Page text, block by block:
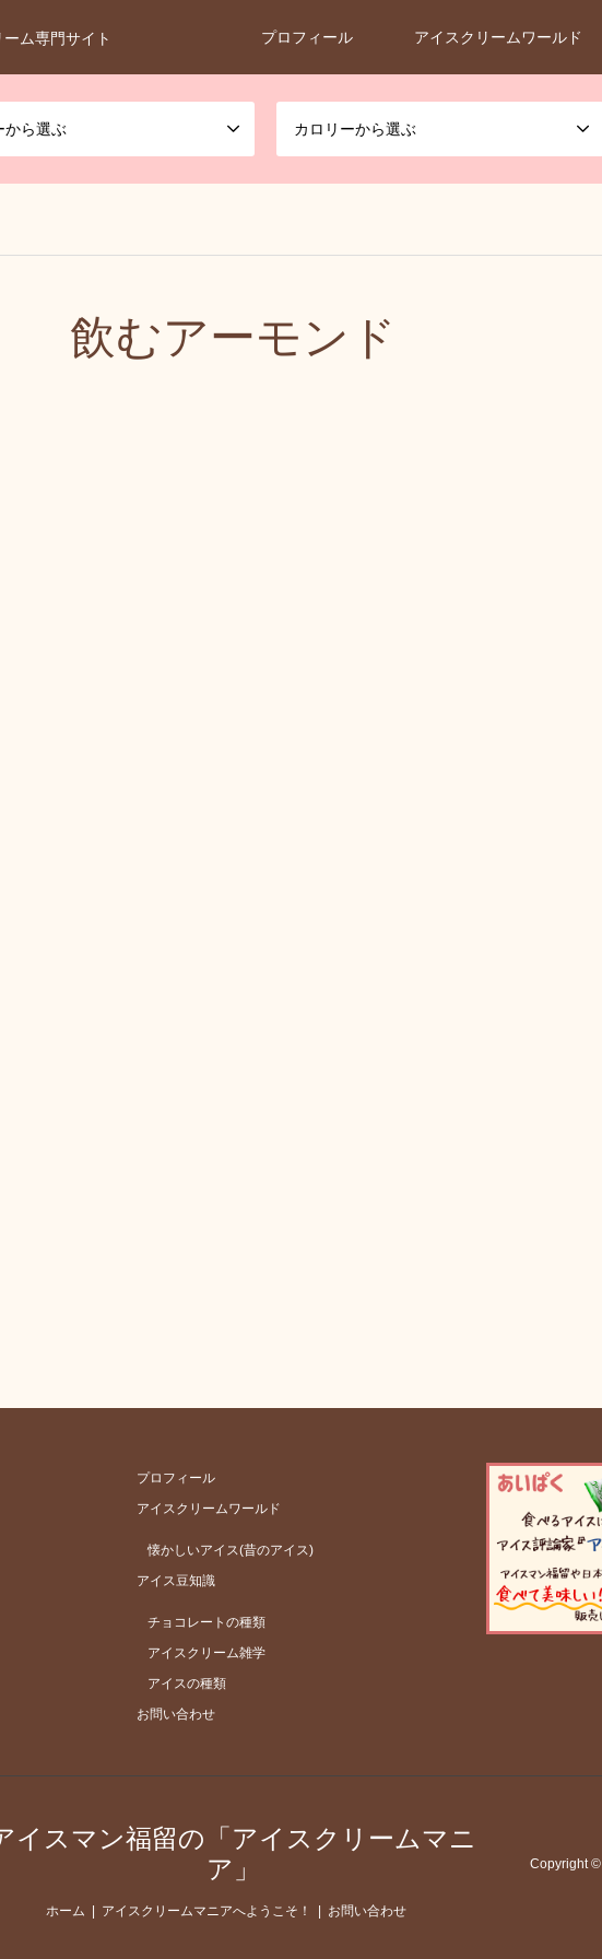
ム専門サイト プロフィール アイスクリームワールド
から選ぶ カロリーから選ぶ
飲むアーモンド
プロフィール
アイスクリームワールド
懐かしいアイス(昔のアイス)
アイス豆知識
チョコレートの種類
アイスクリーム雑学
アイスの種類
お問い合わせ
イスマン福留の「アイスクリームマニ
ア」
ホーム アイスクリームマニアへようこそ！ お問い合わせ
Copyright©